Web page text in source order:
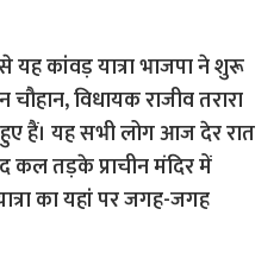
यह कांवड़ यात्रा भाजपा ने शुरू
विधायक राजीव तरारा
हैं। यह सभी लोग आज देर रात
तड़के प्राचीन मंदिर में
का यहां पर जगह-जगह